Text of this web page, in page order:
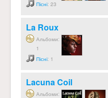
Пісні: 23
La Roux
Альбоми:
1
Пісні: 1
Lacuna Coil
Альбоми: